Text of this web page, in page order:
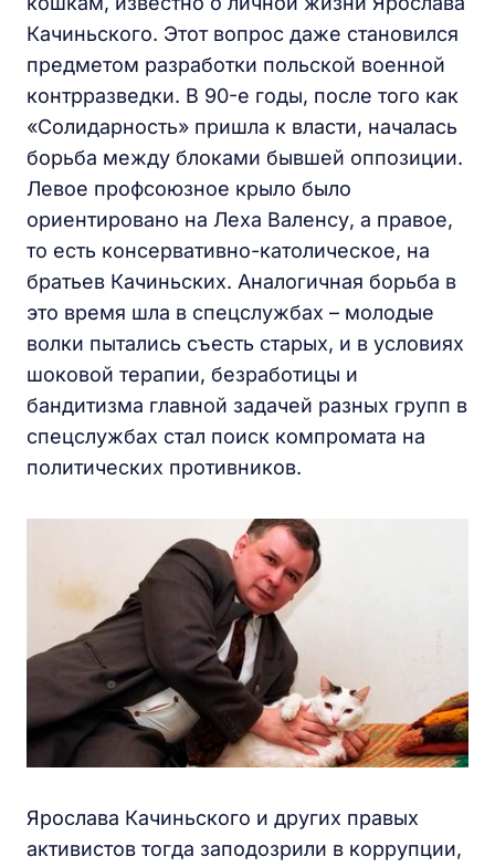
Качиньского. Этот вопрос даже становился
предметом разработки польской военной
контрразведки. В 90-е годы, после того как
«Солидарность» пришла к власти, началась
борьба между блоками бывшей оппозиции.
Левое профсоюзное крыло было
ориентировано на Леха Валенсу, а правое,
то есть консервативно-католическое, на
братьев Качиньских. Аналогичная борьба в
это время шла в спецслужбах – молодые
волки пытались съесть старых, и в условиях
шоковой терапии, безработицы и
бандитизма главной задачей разных групп в
спецслужбах стал поиск компромата на
политических противников.
Ярослава Качиньского и других правых
активистов тогда заподозрили в коррупции,